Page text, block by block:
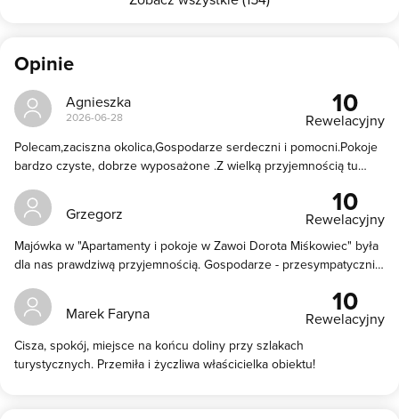
Opinie
Agnieszka
2026-06-28 10
Rewelacyjny
Polecam,zaciszna okolica,Gospodarze serdeczni i pomocni.Pokoje
bardzo czyste, dobrze wyposażone .Z wielką przyjemnością tu
sprzyjała wędrówkom.U pani Doroty wypoczywa się rewelacyjnie.
Grzegorz 10
Rewelacyjny
Majówka w "Apartamenty i pokoje w Zawoi Dorota Miśkowiec" była
dla nas prawdziwą przyjemnością. Gospodarze - przesympatyczni i
się jak u siebie. Lokalizacja obiektu jest wyjątkowa – zaledwie kilka
kroków dzieli ją od wejścia na górskie szlaki, a dookoła rozciąga
się przepiękna, spokojna okolica z widokiem na pasmo Babiej Góry.
Idealne miejsce na piesze wędrówki i relaks z dala od zgiełku. Sam
apartament był czysty, przestronny i bardzo wygodny, z dobrze
Marek Faryna 10
Rewelacyjny
Cisza, spokój, miejsce na końcu doliny przy szlakach
turystycznych. Przemiła i życzliwa właścicielka obiektu!